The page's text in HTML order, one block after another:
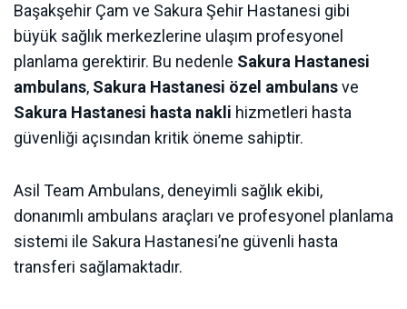
Başakşehir Çam ve Sakura Şehir Hastanesi gibi
büyük sağlık merkezlerine ulaşım profesyonel
planlama gerektirir. Bu nedenle Sakura Hastanesi
ambulans, Sakura Hastanesi özel ambulansve
Sakura Hastanesi hasta nakli hizmetleri hasta
güvenliği açısından kritik öneme sahiptir.
Asil Team Ambulans, deneyimli sağlık ekibi,
donanımlı ambulans araçları ve profesyonel planlama
sistemi ile Sakura Hastanesi’ne güvenli hasta
transferi sağlamaktadır.